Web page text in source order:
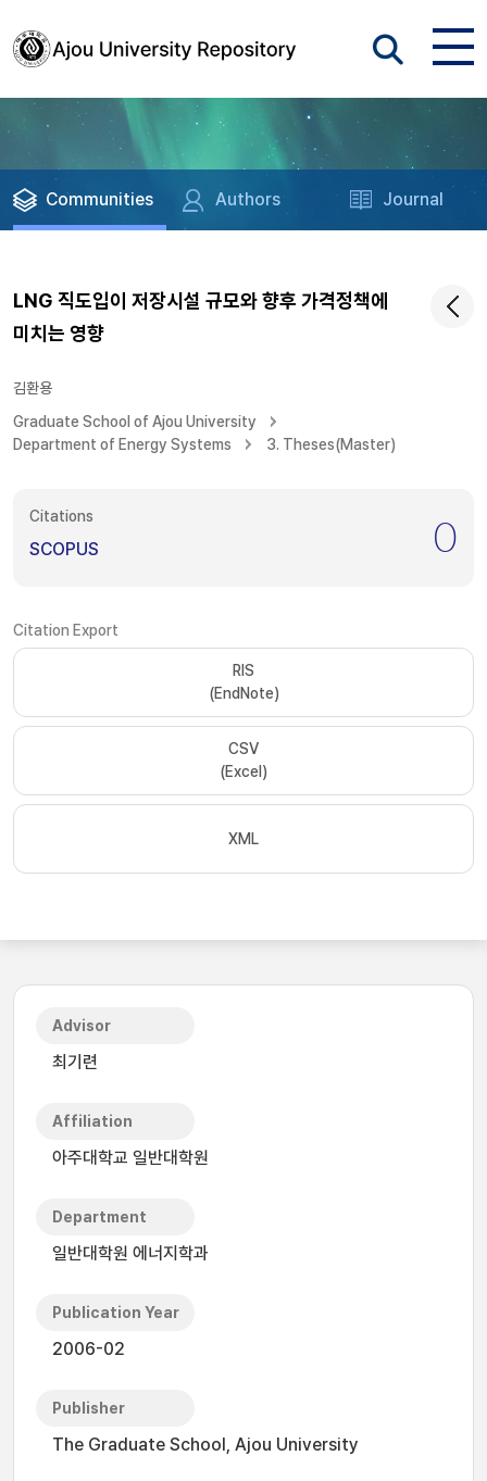
Communities Authors Journal
LNG 직도입이 저장시설 규모와 향후 가격정책에
미치는 영향
김환용
Graduate School of Ajou University
Department of Energy Systems
3. Theses(Master)
Citations
SCOPUS 0
Citation Export
RIS
(EndNote)
CSV
(Excel)
XML
Advisor
최기련
Affiliation
아주대학교 일반대학원
Department
일반대학원 에너지학과
Publication Year
2006-02
Publisher
The Graduate School, Ajou University